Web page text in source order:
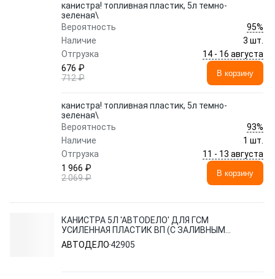
канистра! топливная пластик, 5л темно-
зеленая\
Вероятность
95%
Наличие
3 шт.
Отгрузка
14 - 16 августа
676 ₽
712 ₽
В корзину
канистра! топливная пластик, 5л темно-
зеленая\
Вероятность
93%
Наличие
1 шт.
Отгрузка
11 - 13 августа
1 966 ₽
2 069 ₽
В корзину
КАНИСТРА 5Л 'АВТОDЕЛО' ДЛЯ ГСМ
УСИЛЕННАЯ ПЛАСТИК ВП (С ЗАЛИВНЫМ
УСТРОЙСТВОМ) 42905 AD42905-11171
АВТОДЕЛО 42905